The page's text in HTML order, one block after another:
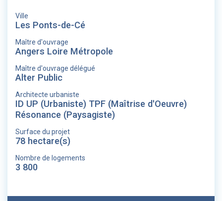
Ville
Les Ponts-de-Cé
Maître d'ouvrage
Angers Loire Métropole
Maître d'ouvrage délégué
Alter Public
Architecte urbaniste
ID UP (Urbaniste) TPF (Maîtrise d'Oeuvre)
Résonance (Paysagiste)
Surface du projet
78 hectare(s)
Nombre de logements
3 800